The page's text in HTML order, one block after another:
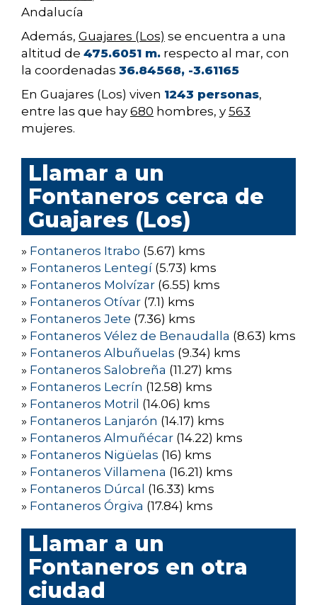
Andalucía
Además, Guajares (Los) se encuentra a una
altitud de 475.6051 m. respecto al mar, con
la coordenadas 36.84568, -3.61165
En Guajares (Los) viven 1243 personas,
entre las que hay 680 hombres, y 563
mujeres.
Llamar a un
Fontaneros cerca de
Guajares (Los)
» Fontaneros Itrabo (5.67) kms
» Fontaneros Lentegí (5.73) kms
» Fontaneros Molvízar (6.55) kms
» Fontaneros Otívar (7.1) kms
» Fontaneros Jete (7.36) kms
» Fontaneros Vélez de Benaudalla (8.63) kms
» Fontaneros Albuñuelas (9.34) kms
» Fontaneros Salobreña (11.27) kms
» Fontaneros Lecrín (12.58) kms
» Fontaneros Motril (14.06) kms
» Fontaneros Lanjarón (14.17) kms
» Fontaneros Almuñécar (14.22) kms
» Fontaneros Nigüelas (16) kms
» Fontaneros Villamena (16.21) kms
» Fontaneros Dúrcal (16.33) kms
» Fontaneros Órgiva (17.84) kms
Llamar a un
Fontaneros en otra
ciudad